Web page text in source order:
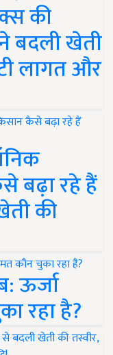
की
बदली खेती
लागत और
बढ़ा रहे हैं
की
ऊर्जा
रहा है?